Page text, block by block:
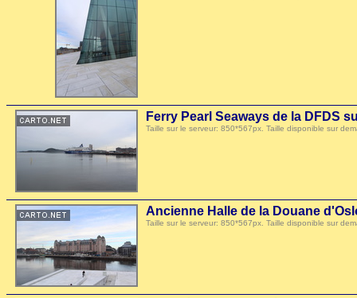
Ferry Pearl Seaways de la DFDS
Taille sur le serveur: 850*567px. Taille disponible sur
Ancienne Halle de la Douane
Taille sur le serveur: 850*567px. Taille disponible sur